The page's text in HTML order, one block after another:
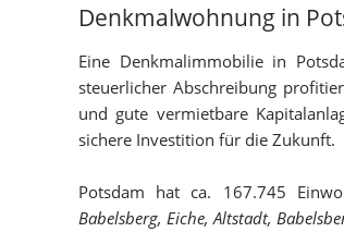
Denkmalwohnung in
Eine Denkmalimmobilie in
steuerlicher Abschreibung
und gute vermietbare
sichere Investition für die Zukunft.
Potsdam hat ca. 167.745
Babelsberg, Eiche, Altstadt,